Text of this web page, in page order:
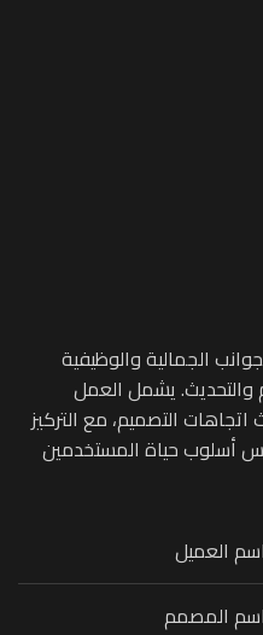
الجمالية والوظيفية
والتحديث. يشمل العمل
التصميم، مع التركيز
أسلوب حياة المستخدمين
اسم العميل
اسم المصمم